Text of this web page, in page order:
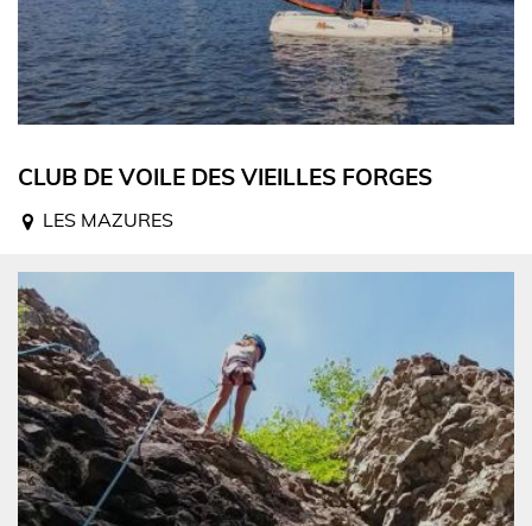
CLUB DE VOILE DES VIEILLES FORGES
LES MAZURES